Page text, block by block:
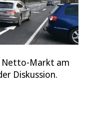
Netto-Markt am
Diskussion.